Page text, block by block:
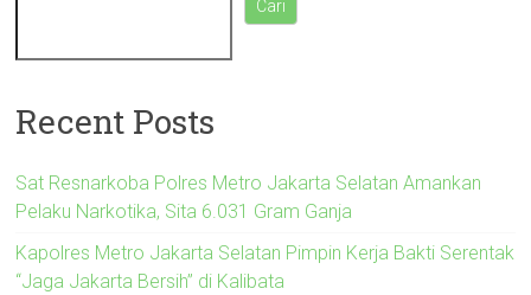
Cari
Recent Posts
Sat Resnarkoba Polres Metro Jakarta Selatan Amankan
Pelaku Narkotika, Sita 6.031 Gram Ganja
Kapolres Metro Jakarta Selatan Pimpin Kerja Bakti Serentak
“Jaga Jakarta Bersih” di Kalibata